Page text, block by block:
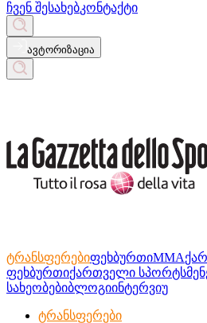
ჩვენ შესახებკონტაქტი
ავტორიზაცია
ტრანსფერებიფეხბურთიMMA
ფეხბურთიქართველი
სახეობებიბლოგიინტერვიუ
ტრანსფერები